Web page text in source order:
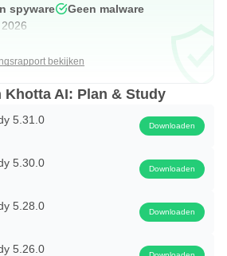
Combineer het met de Pomodoro-
omhoogschieten.
Deze app
Toegankelijkheidsdienst van
je een focussessie start en apps
wanneer een geblokkeerde app
je teruggeleid naar het
moet expliciet door jou worden
instellingen en kan op elk
spyware
Geen malware
bekijken
Khotta AI: Plan & Study
5.31.0 Downloaden
5.30.0 Downloaden
5.28.0 Downloaden
5.26.0